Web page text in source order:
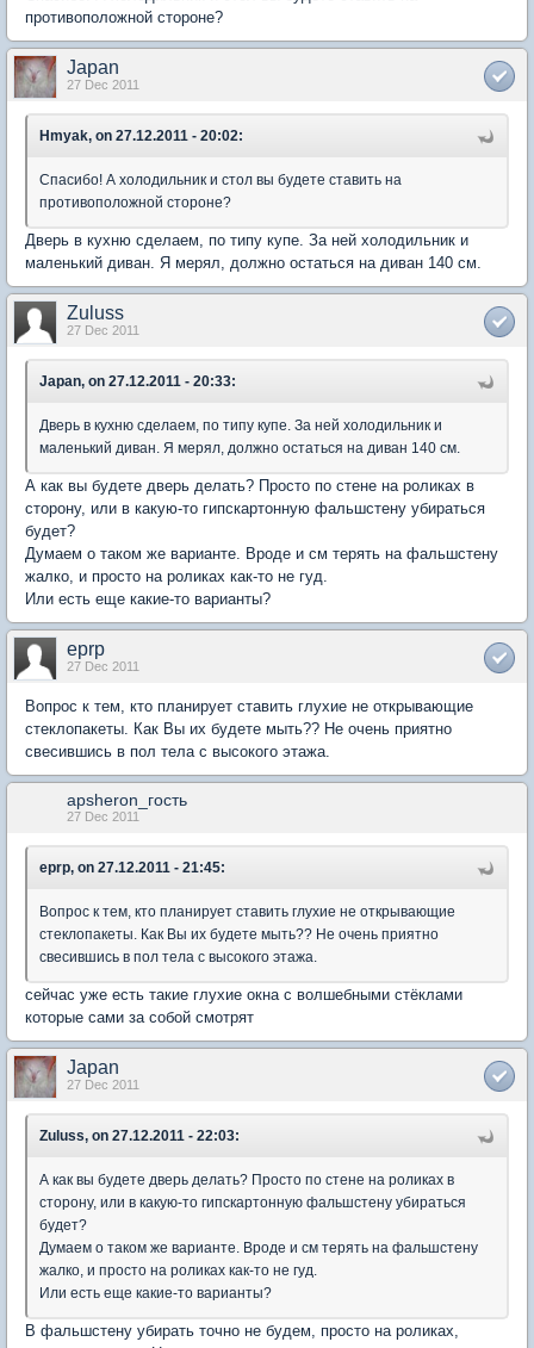
противоположной стороне?
Japan
27 Dec 2011
Hmyak, on 27.12.2011 - 20:02:
Спасибо! А холодильник и стол вы будете ставить на
противоположной стороне?
Дверь в кухню сделаем, по типу купе. За ней холодильник и
маленький диван. Я мерял, должно остаться на диван 140 см.
Zuluss
27 Dec 2011
Japan, on 27.12.2011 - 20:33:
Дверь в кухню сделаем, по типу купе. За ней холодильник и
маленький диван. Я мерял, должно остаться на диван 140 см.
А как вы будете дверь делать? Просто по стене на роликах в
сторону, или в какую-то гипскартонную фальшстену убираться
будет?
Думаем о таком же варианте. Вроде и см терять на фальшстену
жалко, и просто на роликах как-то не гуд.
Или есть еще какие-то варианты?
eprp
27 Dec 2011
Вопрос к тем, кто планирует ставить глухие не открывающие
стеклопакеты. Как Вы их будете мыть?? Не очень приятно
свесившись в пол тела с высокого этажа.
apsheron_гость
27 Dec 2011
eprp, on 27.12.2011 - 21:45:
Вопрос к тем, кто планирует ставить глухие не открывающие
стеклопакеты. Как Вы их будете мыть?? Не очень приятно
свесившись в пол тела с высокого этажа.
сейчас уже есть такие глухие окна с волшебными стёклами
которые сами за собой смотрят
Japan
27 Dec 2011
Zuluss, on 27.12.2011 - 22:03:
А как вы будете дверь делать? Просто по стене на роликах в
сторону, или в какую-то гипскартонную фальшстену убираться
будет?
Думаем о таком же варианте. Вроде и см терять на фальшстену
жалко, и просто на роликах как-то не гуд.
Или есть еще какие-то варианты?
В фальшстену убирать точно не будем, просто на роликах,